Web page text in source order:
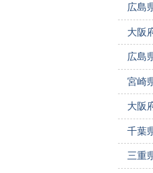
広島
大阪
広島
宮崎
大阪
千葉
三重